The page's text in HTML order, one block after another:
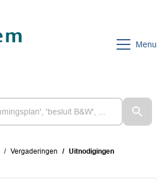
Menu
Vergaderingen Uitnodigingen